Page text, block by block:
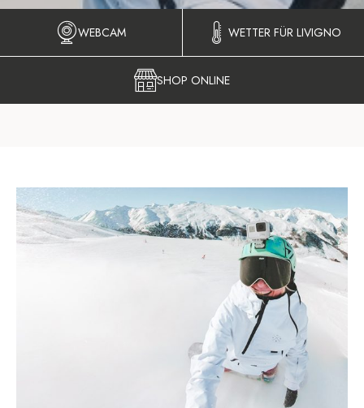
WEBCAM WETTER FÜR LIVIGNO
SHOP ONLINE